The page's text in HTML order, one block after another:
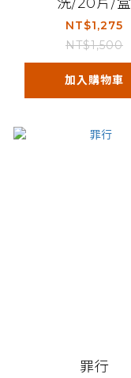
NT$1,275
NT$1,500
加入購物車
罪行